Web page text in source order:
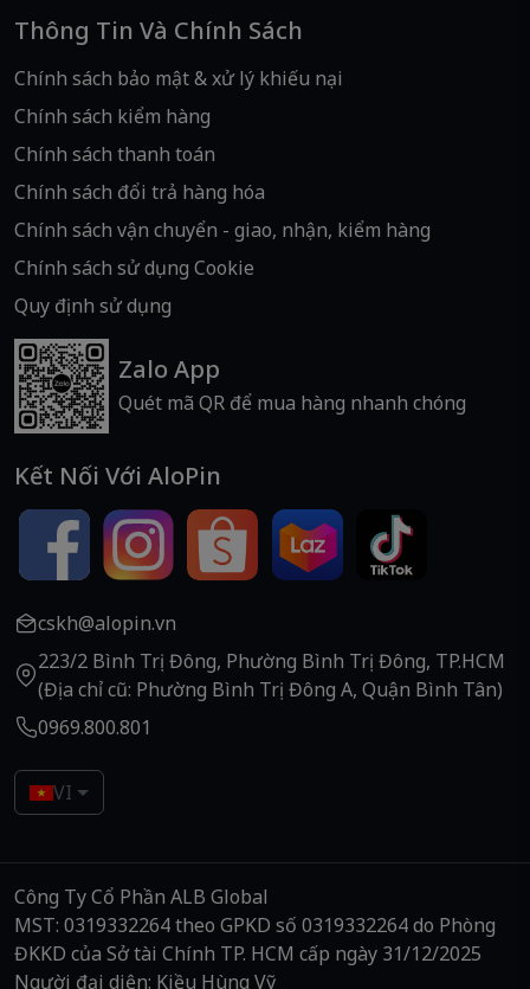
Thông Tin Và Chính Sách
Chính sách bảo mật & xử lý khiếu nại
Chính sách kiểm hàng
Chính sách thanh toán
Chính sách đổi trả hàng hóa
Chính sách vận chuyển - giao, nhận, kiểm hàng
Chính sách sử dụng Cookie
Quy định sử dụng
Zalo App
Quét mã QR để mua hàng nhanh chóng
Kết Nối Với AloPin
cskh@alopin.vn
223/2 Bình Trị Đông, Phường Bình Trị Đông, TP.HCM
(Địa chỉ cũ: Phường Bình Trị Đông A, Quận Bình Tân)
0969.800.801
VI
Công Ty Cổ Phần ALB Global
MST: 0319332264 theo GPKD số 0319332264 do Phòng
ĐKKD của Sở tài Chính TP. HCM cấp ngày 31/12/2025
Người đại diện: Kiều Hùng Vỹ